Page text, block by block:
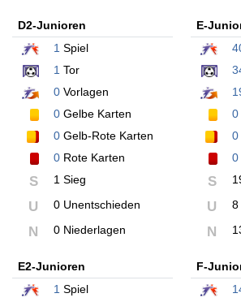
D2-Junioren
1 Spiel
1 Tor
0 Vorlagen
0 Gelbe Karten
0 Gelb-Rote Karten
0 Rote Karten
S 1 Sieg
U 0 Unentschieden
N 0 Niederlagen
E-
0
0
0
S
U 8
N
E2-Junioren
1 Spiel
F-